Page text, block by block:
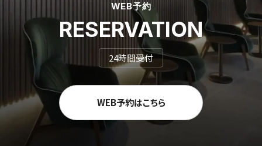
WEB予約
RESERVATION
24時間受付
WEB予約はこちら